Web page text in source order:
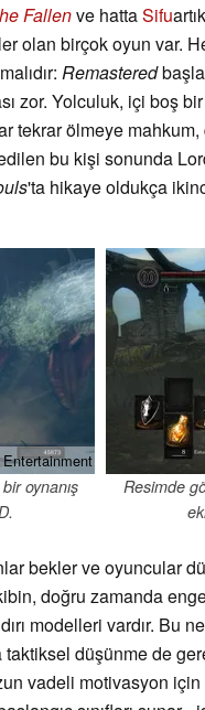
Fallenve hattaSifu
olan birçok oyun var.
Remastered
zor. Yolculuk, içi boş
tekrar ölmeye
bu kişi sonunda
'ta hikaye oldukça
oynanış
Resimde
bekler ve oyuncular
doğru zamanda
modelleri vardır.
düşünme de
vadeli motivasyon için